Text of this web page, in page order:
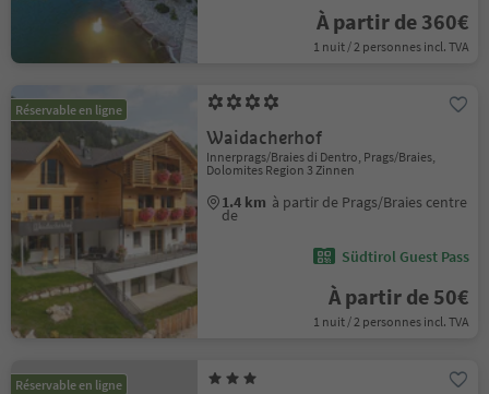
À partir de 360€
1 nuit / 2 personnes incl. TVA
Réservable en ligne
Waidacherhof
Innerprags/Braies di Dentro, Prags/Braies,
Dolomites Region 3 Zinnen
1.4 km à partir de Prags/Braies centre
de
Südtirol Guest Pass
À partir de 50€
1 nuit / 2 personnes incl. TVA
Réservable en ligne